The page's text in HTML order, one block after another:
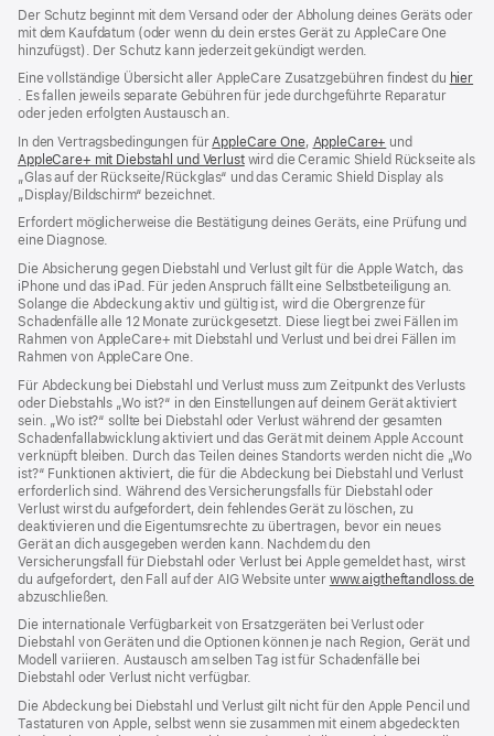
Der Schutz beginnt mit dem Versand oder der Abholung deines Geräts oder
mit dem Kaufdatum (oder wenn du dein erstes Gerät zu AppleCare One
hinzufügst). Der Schutz kann jederzeit gekündigt werden.
Eine vollständige Übersicht aller AppleCare Zusatzgebühren findest du hier
(Öffnet
ein
Fenster)
. Es fallen jeweils separate Gebühren für jede durchgeführte Reparatur
oder jeden erfolgten Austausch an.
In den Vertragsbedingungen fürAppleCare One(Öffnet
ein
neues
, AppleCare+ (Öffnet
ein
neues
und
AppleCare+ mit Diebstahl und Verlust(Öffnet
ein
Fenster)
wird die Ceramic Shield Rückseite als
„Glas auf der Rückseite/Rückglas“ und das Ceramic Shield Display als
„Display/Bildschirm“ bezeichnet.
Erfordert möglicherweise die Bestätigung deines Geräts, eine Prüfung und
eine Diagnose.
Die Absicherung gegen Diebstahl und Verlust gilt für die Apple Watch, das
iPhone und das iPad. Für jeden Anspruch fällt eine Selbstbeteiligung an.
Solange die Abdeckung aktiv und gültig ist, wird die Obergrenze für
Schadenfälle alle 12 Monate zurückgesetzt. Diese liegt bei zwei Fällen im
Rahmen von AppleCare+ mit Diebstahl und Verlust und bei drei Fällen im
Rahmen von AppleCare One.
Für Abdeckung bei Diebstahl und Verlust muss zum Zeit­punkt des Verlusts
oder Dieb­stahls „Wo ist?“ in den Einstellungen auf deinem Gerät aktiviert
sein. „Wo ist?“ sollte bei Diebstahl oder Verlust während der gesamten
Schadenfallabwicklung aktiviert und das Gerät mit deinem Apple Account
verknüpft bleiben. Durch das Teilen deines Standorts werden nicht die „Wo
ist?“ Funktionen aktiviert, die für die Abdeckung bei Diebstahl und Verlust
erforderlich sind. Während des Versicherungs­falls für Diebstahl oder
Verlust wirst du aufgefordert, dein fehlendes Gerät zu löschen, zu
deaktivieren und die Eigentums­rechte zu übertragen, bevor ein neues
Gerät an dich ausgegeben werden kann. Nachdem du den
Versicherungsfall für Diebstahl oder Verlust bei Apple gemeldet hast, wirst
du aufgefordert, den Fall auf der AIG Website unter www.aigtheftandloss.de
abzuschließen.
Die internationale Verfügbarkeit von Ersatzgeräten bei Verlust oder
Diebstahl von Geräten und die Optionen können je nach Region, Gerät und
Modell variieren. Austausch am selben Tag ist für Schadenfälle bei
Diebstahl oder Verlust nicht verfügbar.
Die Abdeckung bei Diebstahl und Verlust gilt nicht für den Apple Pencil und
Tastaturen von Apple, selbst wenn sie zusammen mit einem abgedeckten